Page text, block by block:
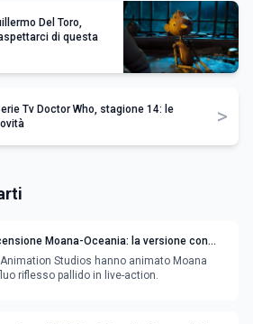
Del Toro,
di questa
Tv Doctor Who, stagione 14: le
>
Moana-Oceania: la versione con
ripercorre il successo del film
Animation Studios hanno animato Moana
riflesso pallido in live-action.